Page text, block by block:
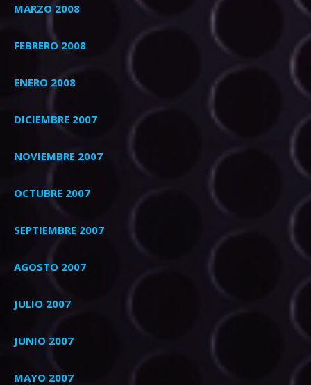
MARZO 2008
FEBRERO 2008
ENERO 2008
DICIEMBRE 2007
NOVIEMBRE 2007
OCTUBRE 2007
SEPTIEMBRE 2007
AGOSTO 2007
JULIO 2007
JUNIO 2007
MAYO 2007